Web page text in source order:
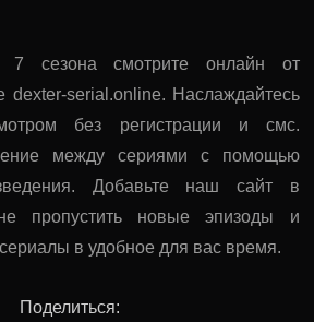
7 сезона смотрите онлайн от
dexter-serial.online. Наслаждайтесь
без регистрации и смс.
между сериями с помощью
Добавьте наш сайт в
пропустить новые эпизоды и
в удобное для вас время.
Поделиться: